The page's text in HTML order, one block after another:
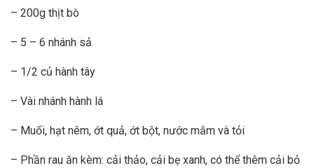
– 200g thịt bò
– 5 – 6 nhánh sả
– 1/2 củ hành tây
– Vài nhánh hành lá
– Muối, hạt nêm, ớt quả, ớt bột, nước mắm và tỏi
– Phần rau ăn kèm: cải thảo, cải bẹ xanh, có thể thêm cải bỏ